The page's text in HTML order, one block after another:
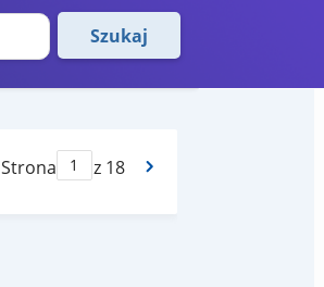
Szukaj
Strona z 18